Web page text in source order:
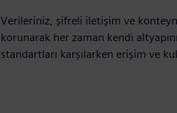
Verileriniz, şifreli iletişim ve
korunarak her zaman kendi
standartları karşılarken erişim ve